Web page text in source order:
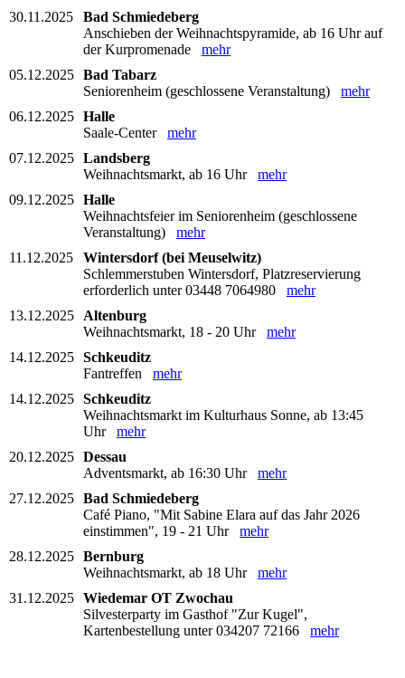
30.11.2025
Bad Schmiedeberg
Anschieben der Weihnachtspyramide, ab 16 Uhr auf
der Kurpromenade mehr
05.12.2025 Bad Tabarz
Seniorenheim (geschlossene Veranstaltung) mehr
06.12.2025 Halle
Saale-Center mehr
07.12.2025 Landsberg
Weihnachtsmarkt, ab 16 Uhr mehr
09.12.2025 Halle
Weihnachtsfeier im Seniorenheim (geschlossene
Veranstaltung) mehr
11.12.2025
Wintersdorf (bei Meuselwitz)
Schlemmerstuben Wintersdorf, Platzreservierung
erforderlich unter 03448 7064980 mehr
13.12.2025
Altenburg
Weihnachtsmarkt, 18 - 20 Uhr mehr
14.12.2025 Schkeuditz
Fantreffen mehr
14.12.2025 Schkeuditz
Weihnachtsmarkt im Kulturhaus Sonne, ab 13:45
Uhr mehr
20.12.2025 Dessau
Adventsmarkt, ab 16:30 Uhr mehr
27.12.2025 Bad Schmiedeberg
Café Piano, "Mit Sabine Elara auf das Jahr 2026
einstimmen", 19 - 21 Uhr mehr
28.12.2025 Bernburg
Weihnachtsmarkt, ab 18 Uhr mehr
31.12.2025 Wiedemar OT Zwochau
Silvesterparty im Gasthof "Zur Kugel",
Kartenbestellung unter 034207 72166 mehr